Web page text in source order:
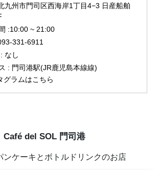
九州市門司区西海岸1丁目4−3 日産船舶
:10:00 ~ 21:00
331-6911
なし
: 門司港駅(JR鹿児島本線線)
グラムはこちら
Café del SOL 門司港
ンケーキとボトルドリンクのお店